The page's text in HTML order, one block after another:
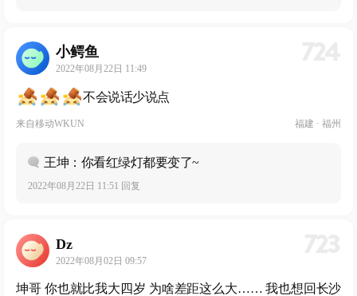
小鳄鱼
2022年08月22日 11:49
不会说话少说点
来自移动WKUN 福建 · 福州
王坤：你看红绿灯都要变了~
2022年08月22日 11:51 回复
Dz
2022年08月02日 09:57
坤哥 你也就比我大四岁 为啥差距这么大…… 我也想回长沙